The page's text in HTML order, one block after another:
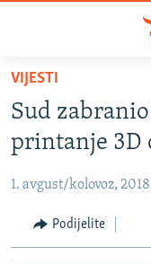
Pređite
glavni
sadržaj
Pređite
na
navigaciju
Pređite
VIJESTI
SRBIJA
KOSOVO
CRNA GORA
VIJESTI
Sud
printanje 3D
1. avgust/kolovoz,
Podijelite